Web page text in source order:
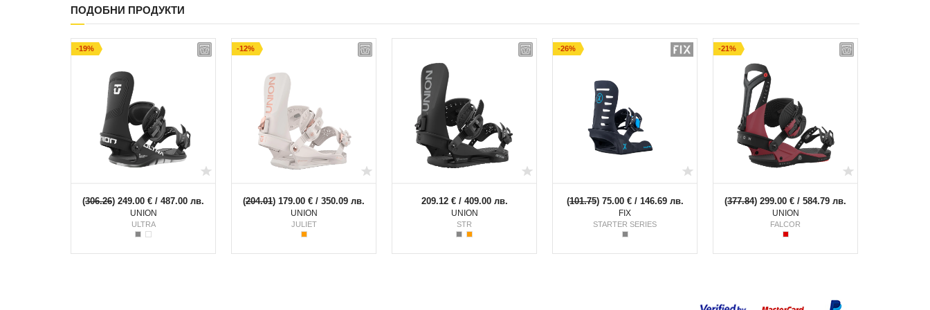
ПОДОБНИ ПРОДУКТИ
(306.26) 249.00 € / 487.00 лв.
UNION
ULTRA
-19%
(204.01) 179.00 € / 350.09 лв.
UNION
JULIET
-12%
209.12 € / 409.00 лв.
UNION
STR
(101.75) 75.00 € / 146.69 лв.
FIX
STARTER SERIES
-26%
(377.84) 299.00 € / 584.79 лв.
UNION
FALCOR
-21%